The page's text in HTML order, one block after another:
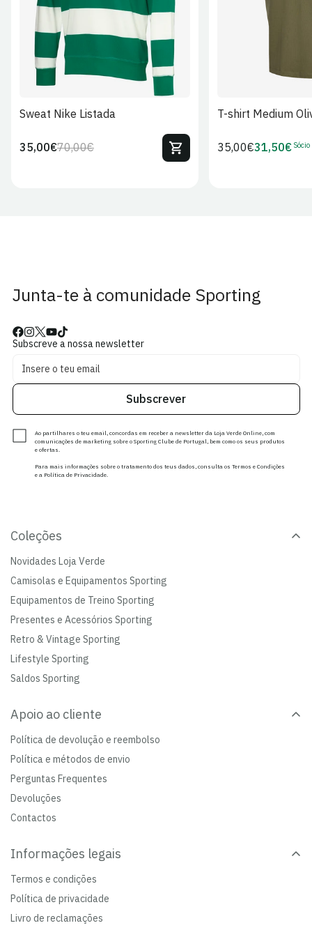
Sweat Nike Listada
Preço
70,00€Preço
35,00€
T-shirt Medium
Preço
35,00€Preço
31,50€ Sócio
Junta-te à comunidade Sporting
Subscreve a nossa newsletter
Subscrever
Ao partilhares o teu email, concordas em receber a newsletter da Loja Verde Online, com
comunicações de marketing sobre o Sporting Clube de Portugal, bem como os seus produtos
e ofertas.
Para mais informações sobre o tratamento dos teus dados, consulta os Termos e Condições
e a Política de Privacidade.
Coleções
Novidades Loja Verde
Camisolas e Equipamentos Sporting
Equipamentos de Treino Sporting
Presentes e Acessórios Sporting
Retro & Vintage Sporting
Lifestyle Sporting
Saldos Sporting
Apoio ao cliente
Política de devolução e reembolso
Política e métodos de envio
Perguntas Frequentes
Devoluções
Contactos
Informações legais
Termos e condições
Política de privacidade
Livro de reclamações